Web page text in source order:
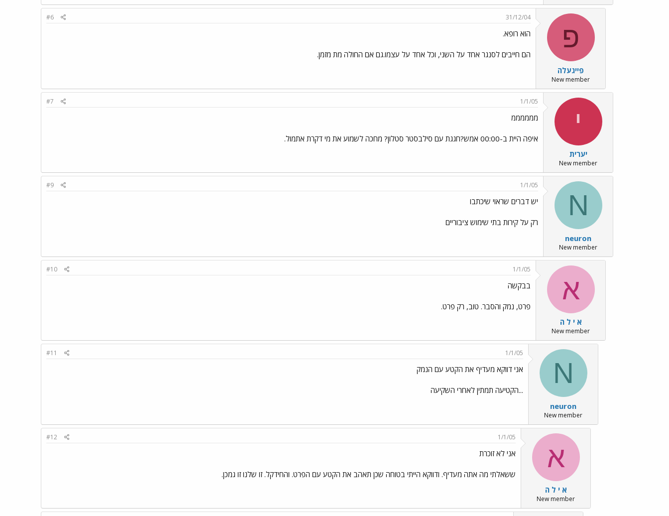
פ
פייגעלה
New member
31/12/04
#6
הוא רופא.
הם חייבים לסנגר אחד על השני, וכל אחד על עצמו.גם אם החולה מת מזמן.
י
יערית
New member
1/1/05
#7
ממממממ
איפה היית ב-00:00 אמש?חגגת עם סילבסטר סטלון? מחכה לשמוע את מי דקרת אתמול.
N
neuron
New member
1/1/05
#9
יש דברים שראוי שיכתבו
רק על קירות בתי שימוש ציבוריים
א
א י ל ה
New member
1/1/05
#10
בבקשה
פרט, נמק והסבר. טוב, רק פרט.
N
neuron
New member
1/1/05
#11
אני דווקא מעדיף את הקטע עם הנמק
...הקטיעה תמתין לאחרי השקיעה
א
א י ל ה
New member
1/1/05
#12
אני לא זוכרת
ששאלתי מה אתה מעדיף. ודווקא הייתי בטוחה שכן תאהב את הקטע עם הפרט. והחידקל. זו שלנו זו גמכן.